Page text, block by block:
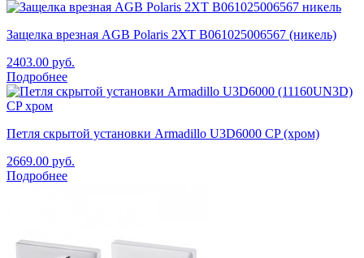
Защелка врезная AGB Polaris 2XT B061025006567 (никель)
2403.00 руб.
Подробнее
Петля скрытой установки Armadillo U3D6000 CP (хром)
2669.00 руб.
Подробнее